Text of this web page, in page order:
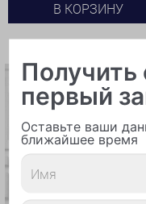
В КОРЗИНУ
Получить
первый
Оставьте ваши
ближайшее время